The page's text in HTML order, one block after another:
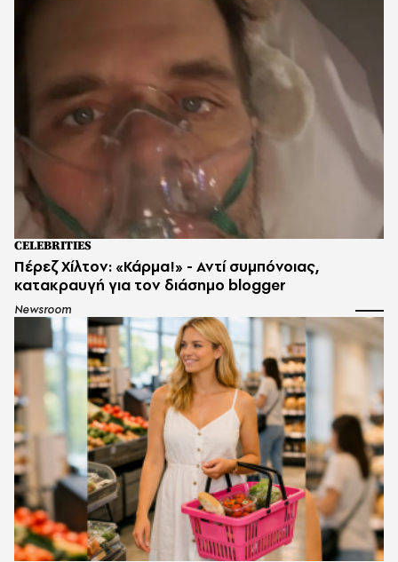
CELEBRITIES
Πέρεζ Χίλτον: «Κάρμα!» - Αντί συμπόνοιας,
κατακραυγή για τον διάσημο blogger
Newsroom